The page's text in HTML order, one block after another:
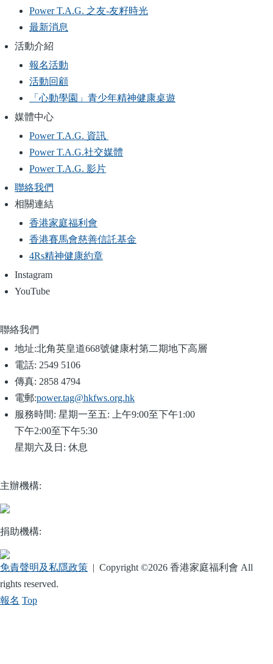
Power T.A.G. 之友-友籽時光
最新消息
活動介紹
報名活動
活動回顧
「心動學園」青少年精神健康桌遊
媒體中心
Power T.A.G. 資訊
Power T.A.G.社交媒體
Power T.A.G. 影片
聯絡我們
相關連結
香港家庭福利會
香港賽馬會慈善信託基金
4Rs精神健康約章
Instagram
YouTube
聯絡我們
地址:北角英皇道668號健康村第二期地下高層
電話: 2549 5106
傳真: 2858 4794
電郵:power.tag@hkfws.org.hk
服務時間: 星期一至五: 上午9:00至下午1:00
下午2:00至下午5:30
星期六及日: 休息
主辦機構:
捐助機構:
免責聲明及私隱政策 | Copyright ©2026 香港家庭福利會 All
rights reserved.
報名 Top